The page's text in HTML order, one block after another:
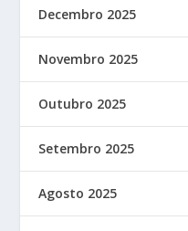
Decembro 2025
Novembro 2025
Outubro 2025
Setembro 2025
Agosto 2025